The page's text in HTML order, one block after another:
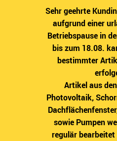
Sehr geehrte
aufgrund einer
Betriebspause in
bis zum 18.08.
bestimmter
Artikel aus
Photovoltaik,
sowie Pumpen
regulär